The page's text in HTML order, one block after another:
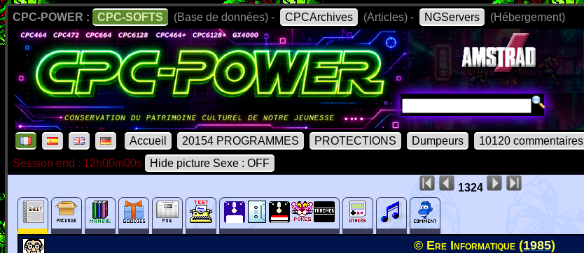
CPC-POWER : CPC-SOFTS (Base de données) - CPCArchives (Articles) - NGServers (Hébergement)
Accueil 20154 PROGRAMMES PROTECTIONS Dumpeurs 10120 commentaires
Session end : 12h00m00s
Hide picture Sexe : OFF
1324
© Ere Informatique (1985)